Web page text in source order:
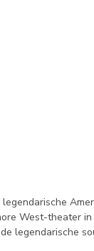
West-theater
legendarische